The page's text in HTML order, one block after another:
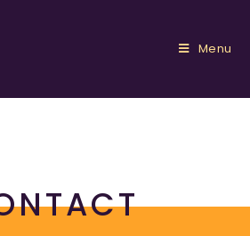
Menu